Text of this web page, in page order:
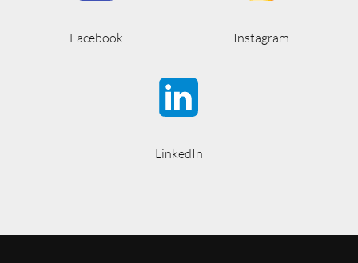
Facebook Instagram
LinkedIn